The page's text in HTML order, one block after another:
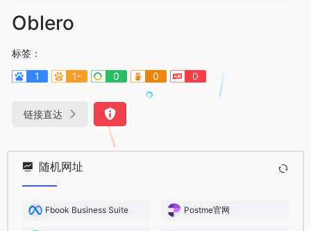
Oblero
标签：
1
1- 0 0 0
链接直达
随机网址
Fbook Business Suite Postme官网